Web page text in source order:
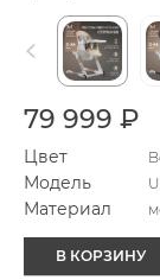
79 999 ₽
Цвет
Модель
Материал
В КОРЗИНУ